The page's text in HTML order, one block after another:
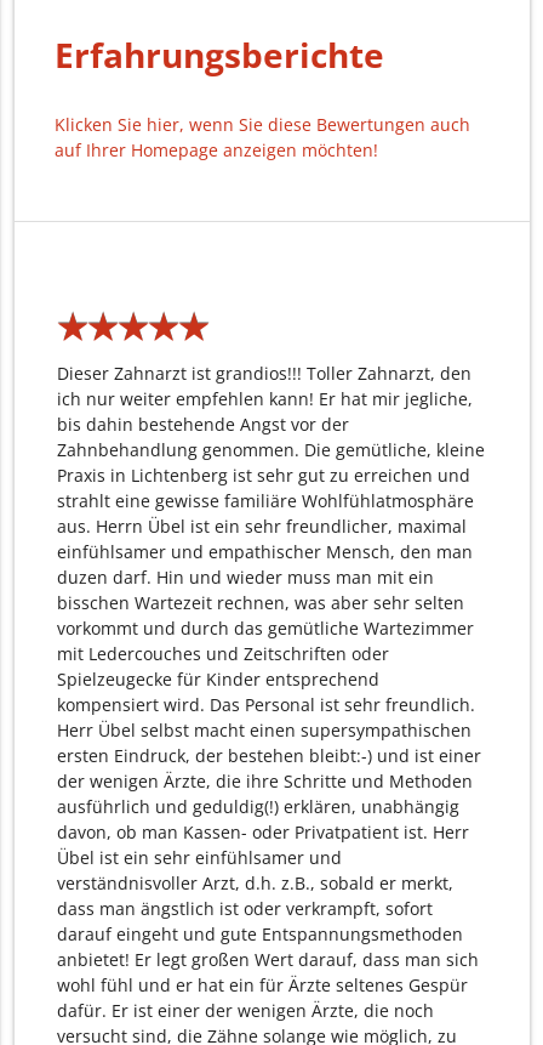
Erfahrungsberichte
Klicken Sie hier, wenn Sie diese Bewertungen auch
auf Ihrer Homepage anzeigen möchten!
★★★★★
★★★★★
Dieser Zahnarzt ist grandios!!! Toller Zahnarzt, den
ich nur weiter empfehlen kann! Er hat mir jegliche,
bis dahin bestehende Angst vor der
Zahnbehandlung genommen. Die gemütliche, kleine
Praxis in Lichtenberg ist sehr gut zu erreichen und
strahlt eine gewisse familiäre Wohlfühlatmosphäre
aus. Herrn Übel ist ein sehr freundlicher, maximal
einfühlsamer und empathischer Mensch, den man
duzen darf. Hin und wieder muss man mit ein
bisschen Wartezeit rechnen, was aber sehr selten
vorkommt und durch das gemütliche Wartezimmer
mit Ledercouches und Zeitschriften oder
Spielzeugecke für Kinder entsprechend
kompensiert wird. Das Personal ist sehr freundlich.
Herr Übel selbst macht einen supersympathischen
ersten Eindruck, der bestehen bleibt:-) und ist einer
der wenigen Ärzte, die ihre Schritte und Methoden
ausführlich und geduldig(!) erklären, unabhängig
davon, ob man Kassen- oder Privatpatient ist. Herr
Übel ist ein sehr einfühlsamer und
verständnisvoller Arzt, d.h. z.B., sobald er merkt,
dass man ängstlich ist oder verkrampft, sofort
darauf eingeht und gute Entspannungsmethoden
anbietet! Er legt großen Wert darauf, dass man sich
wohl fühl und er hat ein für Ärzte seltenes Gespür
dafür. Er ist einer der wenigen Ärzte, die noch
versucht sind, die Zähne solange wie möglich, zu